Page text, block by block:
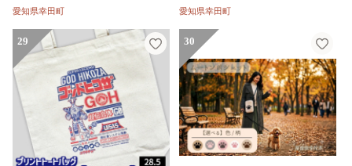
愛知県幸田町 愛知県幸田町
29 30